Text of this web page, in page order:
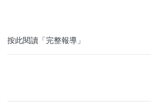
按此閱讀「完整報導」